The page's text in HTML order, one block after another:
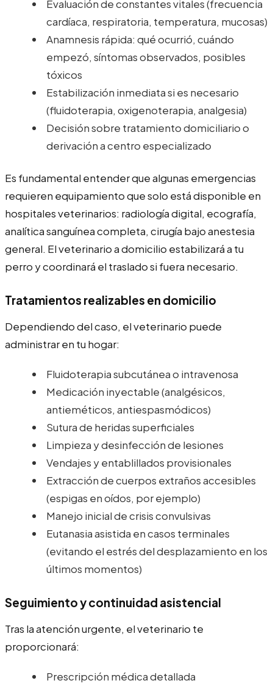
Evaluación de constantes vitales (frecuencia
cardíaca, respiratoria, temperatura, mucosas)
Anamnesis rápida: qué ocurrió, cuándo
empezó, síntomas observados, posibles
tóxicos
Estabilización inmediata si es necesario
(fluidoterapia, oxigenoterapia, analgesia)
Decisión sobre tratamiento domiciliario o
derivación a centro especializado
Es fundamental entender que algunas emergencias
requieren equipamiento que solo está disponible en
hospitales veterinarios: radiología digital, ecografía,
analítica sanguínea completa, cirugía bajo anestesia
general. El veterinario a domicilio estabilizará a tu
perro y coordinará el traslado si fuera necesario.
Tratamientos realizables en domicilio
Dependiendo del caso, el veterinario puede
administrar en tu hogar:
Fluidoterapia subcutánea o intravenosa
Medicación inyectable (analgésicos,
antieméticos, antiespasmódicos)
Sutura de heridas superficiales
Limpieza y desinfección de lesiones
Vendajes y entablillados provisionales
Extracción de cuerpos extraños accesibles
(espigas en oídos, por ejemplo)
Manejo inicial de crisis convulsivas
Eutanasia asistida en casos terminales
(evitando el estrés del desplazamiento en los
últimos momentos)
Seguimiento y continuidad asistencial
Tras la atención urgente, el veterinario te
proporcionará:
Prescripción médica detallada